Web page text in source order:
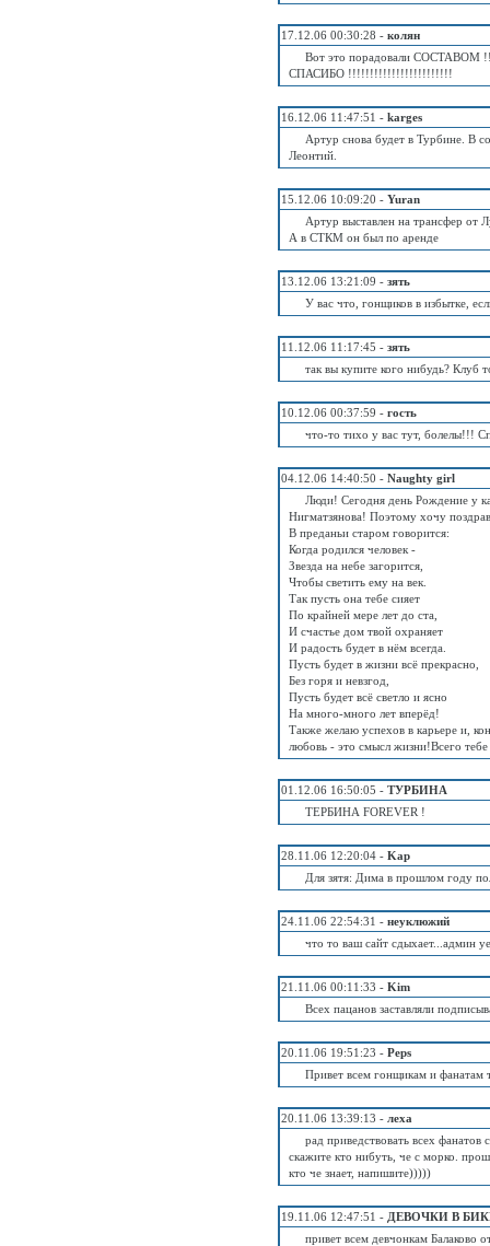
17.12.06 00:30:28 - колян
Вот это порадовали СОСТАВОМ
СПАСИБО !!!!!!!!!!!!!!!!!!!!!!!!
16.12.06 11:47:51 - karges
Артур снова будет в Турбине. В
Леонтий.
15.12.06 10:09:20 - Yuran
Артур выставлен на трансфер от
А в СТКМ он был по аренде
13.12.06 13:21:09 - зять
У вас что, гонщиков в избытке,
11.12.06 11:17:45 - зять
так вы купите кого нибудь? Клуб
10.12.06 00:37:59 - гость
что-то тихо у вас тут, болелы!!!
04.12.06 14:40:50 - Naughty girl
Люди! Сегодня день Рождение у
Нигматзянова! Поэтому хочу
В преданьи старом говорится:
Когда родился человек -
Звезда на небе загорится,
Чтобы светить ему на век.
Так пусть она тебе сияет
По крайней мере лет до ста,
И счастье дом твой охраняет
И радость будет в нём всегда.
Пусть будет в жизни всё прекрасно,
Без горя и невзгод,
Пусть будет всё светло и ясно
На много-много лет вперёд!
Также желаю успехов в карьере и,
любовь - это смысл жизни!Всего
01.12.06 16:50:05 - ТУРБИНА
ТЕРБИНА FOREVER !
28.11.06 12:20:04 - Kap
Для зятя: Дима в прошлом году
24.11.06 22:54:31 - неуклюжий
что то ваш сайт сдыхает...админ
21.11.06 00:11:33 - Kim
Всех пацанов заставляли
20.11.06 19:51:23 - Peps
Привет всем гонщикам и фанатам
20.11.06 13:39:13 - леха
рад приведствовать всех фанатов
скажите кто нибуть, че с морко.
кто че знает, напишите)))))
19.11.06 12:47:51 - ДЕВОЧКИ В
привет всем девчонкам Балаково